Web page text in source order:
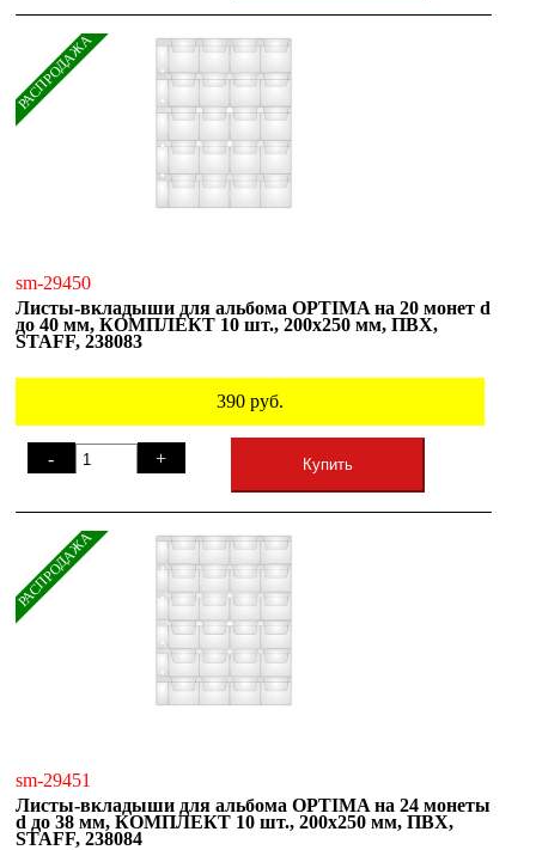
РАСПРОДАЖА
sm-29450
Листы-вкладыши для альбома OPTIMA на 20 монет d
до 40 мм, КОМПЛЕКТ 10 шт., 200х250 мм, ПВХ,
STAFF, 238083
390 руб.
- + Купить
РАСПРОДАЖА
sm-29451
Листы-вкладыши для альбома OPTIMA на 24 монеты
d до 38 мм, КОМПЛЕКТ 10 шт., 200х250 мм, ПВХ,
STAFF, 238084